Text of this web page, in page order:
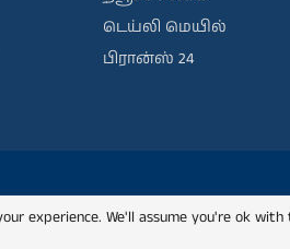
டெய்லி மெயில்
பிரான்ஸ் 24
experience. We'll assume you're ok